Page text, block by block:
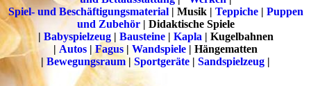
Spiel- und Beschäftigungsmaterial
| Musik | Teppiche| Puppen
und Zubehör| Didaktische Spiele
Babyspielzeug| Bausteine| Kapla| Kugelbahnen
Autos |Fagus Wandspiele | Hängematten
Bewegungsraum Sportgeräte Sandspielzeug